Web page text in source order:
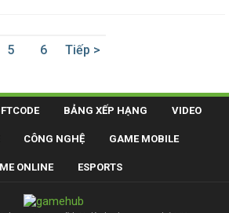
5 6 Tiếp >
BẢNG XẾP HẠNG VIDEO
CÔNG NGHỆ GAME MOBILE
ONLINE ESPORTS